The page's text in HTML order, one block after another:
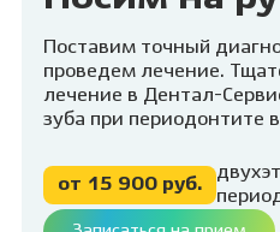
Поставим точный
проведем лечение.
лечение в Дентал-
зуба при периодонтите
от 15 900 руб.